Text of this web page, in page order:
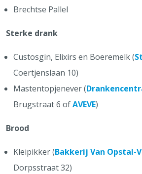
Brechtse Pallel
Sterke drank
Custosgin, Elixirs en Boeremelk (
Coertjenslaan 10)
Mastentopjenever (
Brugstraat 6 ofAVEVE)
Brood
Kleipikker (Bakkerij Van Opstal-
Dorpsstraat 32)